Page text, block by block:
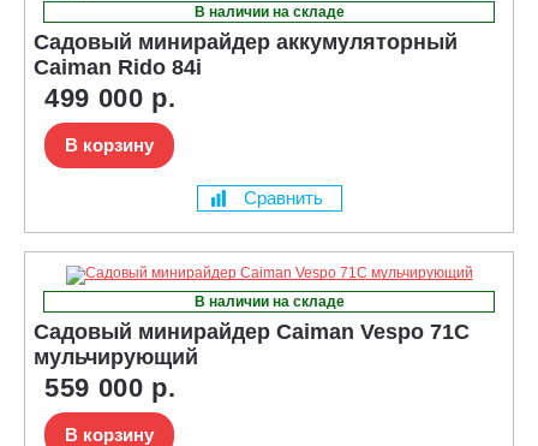
В наличии на складе
Садовый минирайдер аккумуляторный
Caiman Rido 84i
499 000 р.
В корзину
Сравнить
В наличии на складе
Садовый минирайдер Caiman Vespo 71C
мульчирующий
559 000 р.
В корзину